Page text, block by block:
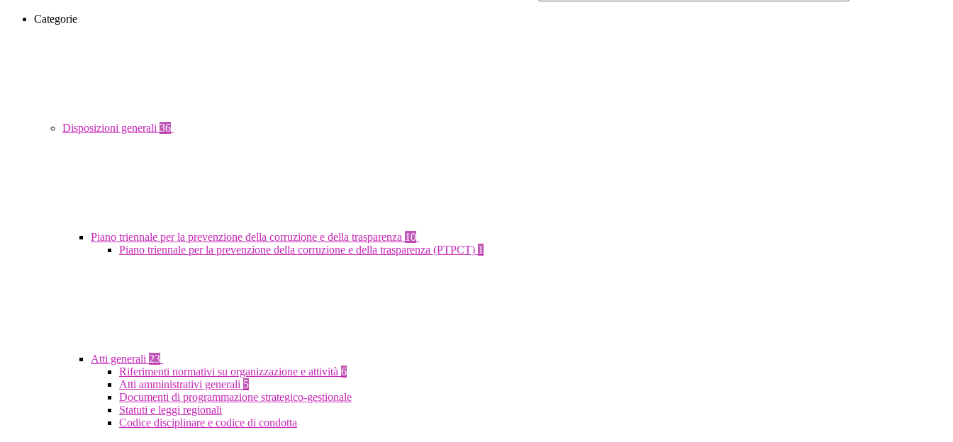
Categorie
Disposizioni generali 36
Piano triennale per la prevenzione della corruzione e della trasparenza 10
Piano triennale per la prevenzione della corruzione e della trasparenza (PTPCT) 1
Atti generali 23
Riferimenti normativi su organizzazione e attività 6
Atti amministrativi generali 5
Documenti di programmazione strategico-gestionale
Statuti e leggi regionali
Codice disciplinare e codice di condotta